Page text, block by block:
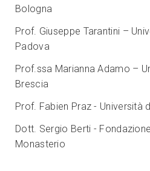
Bologna
Prof. Giuseppe Tarantini –
Padova
Prof.ssa Marianna Adamo –
Brescia
Prof. Fabien Praz - Università
Dott. Sergio Berti -
Monasterio